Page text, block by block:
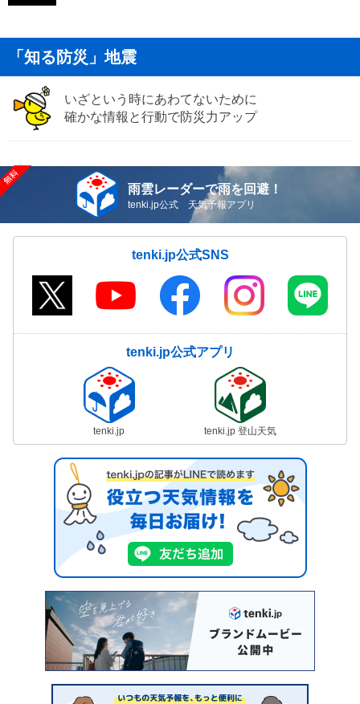
「知る防災」地震
いざという時にあわてないために
確かな情報と行動で防災力アップ
雨雲レーダーで雨を回避！
tenki.jp公式 天気予報アプリ
tenki.jp公式SNS
tenki.jp公式アプリ
tenki.jp tenki.jp 登山天気